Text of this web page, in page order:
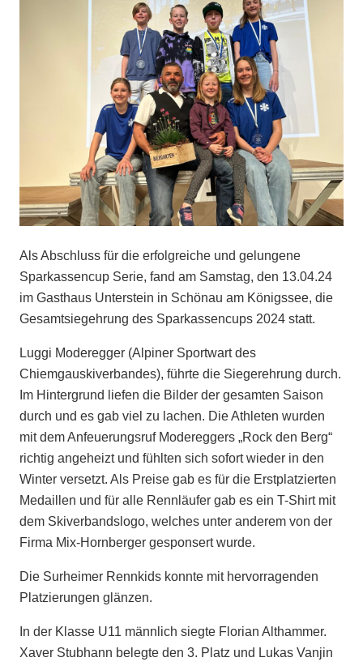
Als Abschluss für die erfolgreiche und gelungene
Sparkassencup Serie, fand am Samstag, den 13.04.24
im Gasthaus Unterstein in Schönau am Königssee, die
Gesamtsiegehrung des Sparkassencups 2024 statt.
Luggi Moderegger (Alpiner Sportwart des
Chiemgauskiverbandes), führte die Siegerehrung durch.
Im Hintergrund liefen die Bilder der gesamten Saison
durch und es gab viel zu lachen. Die Athleten wurden
mit dem Anfeuerungsruf Modereggers „Rock den Berg“
richtig angeheizt und fühlten sich sofort wieder in den
Winter versetzt. Als Preise gab es für die Erstplatzierten
Medaillen und für alle Rennläufer gab es ein T-Shirt mit
dem Skiverbandslogo, welches unter anderem von der
Firma Mix-Hornberger gesponsert wurde.
Die Surheimer Rennkids konnte mit hervorragenden
Platzierungen glänzen.
In der Klasse U11 männlich siegte Florian Althammer.
Xaver Stubhann belegte den 3. Platz und Lukas Vanjin